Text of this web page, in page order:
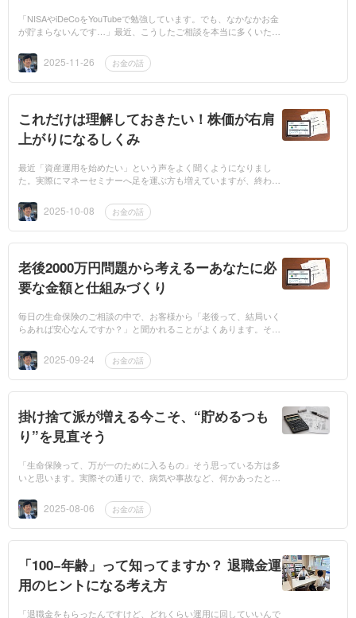
「NISAやiDeCoをYouTubeで勉強しています。でも、なかなかお金
が貯まらないんです…」最近、こうしたご相談を本当に多くいただ
のは、 お金が貯...
2025-11-26 お金の話
これだけは理解しておきたい！株価が右肩
上がりになるしくみ
最近「資産運用を始めたい」という声をよく聞くようになりまし
た。実際にマネーセミナーへ足を運ぶ方も増えていますが、終わっ
に合ってるんですか...
2025-10-08 お金の話
老後2000万円問題から考えるーあなたに必
要な金額と仕組みづくり
毎日の生命保険のご相談の中で、お客様から「老後って、結局いく
らあれば安心なんですか？」と聞かれることがよくあります。そん
ュースや雑誌...
2025-09-24 お金の話
掛け捨て派が増える今こそ、“貯めるつも
り”を見直そう
「生命保険って、万が一のために入るもの」そう思っている方は多
いと思います。実際その通りで、病気や事故など、何かあったとき
の”何かあった...
2025-08-06 お金の話
「100−年齢」って知ってますか？ 退職金運
用のヒントになる考え方
「退職金をもらったんですけど、どれくらい運用に回していいんで